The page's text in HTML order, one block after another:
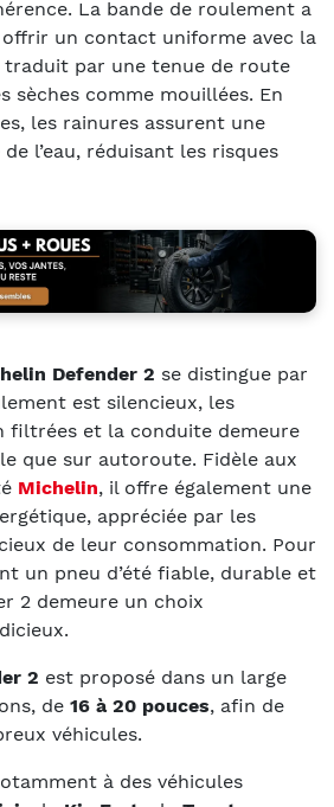
La bande de roulement a
un contact uniforme avec la
traduit par une tenue de route
sèches comme mouillées. En
les rainures assurent une
l’eau, réduisant les risques
Defender 2 se distingue par
est silencieux, les
filtrées et la conduite demeure
que sur autoroute. Fidèle aux
Michelin, il offre également une
appréciée par les
de leur consommation. Pour
un pneu d’été fiable, durable et
2 demeure un choix
2 est proposé dans un large
de 16 à 20 pouces, afin de
véhicules.
à des véhicules